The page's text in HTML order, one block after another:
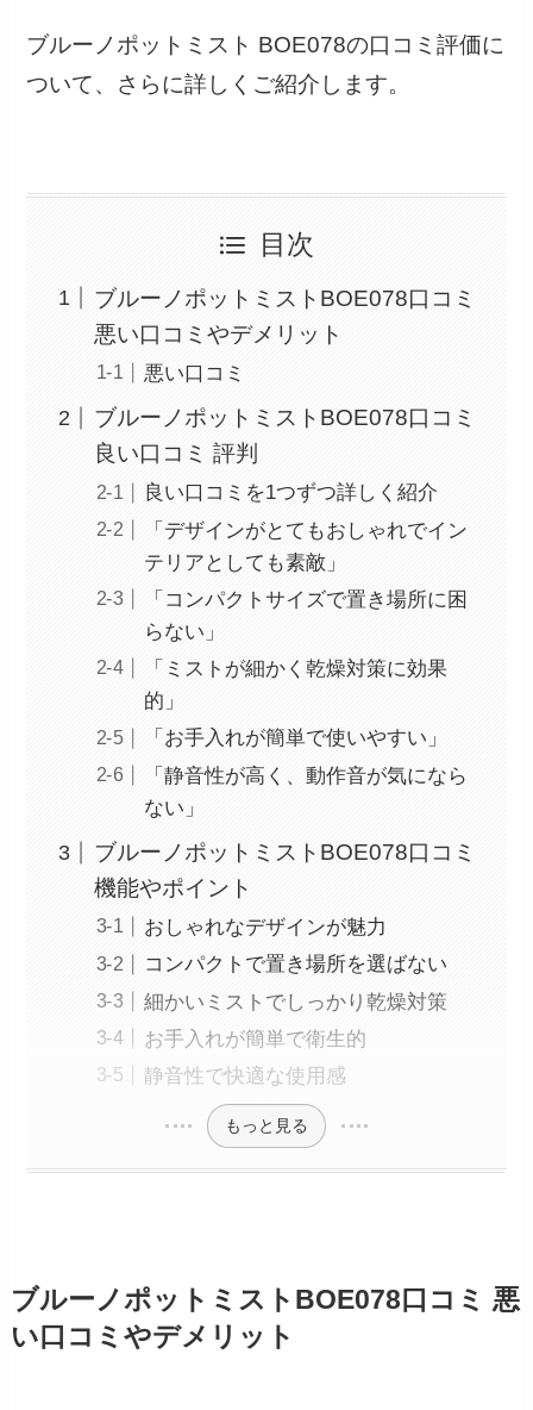
ブルーノポットミスト BOE078の口コミ評価に
ついて、さらに詳しくご紹介します。
目次
ブルーノポットミストBOE078口コミ
悪い口コミやデメリット
悪い口コミ
ブルーノポットミストBOE078口コミ
良い口コミ 評判
良い口コミを1つずつ詳しく紹介
「デザインがとてもおしゃれでイン
テリアとしても素敵」
「コンパクトサイズで置き場所に困
らない」
「ミストが細かく乾燥対策に効果
的」
「お手入れが簡単で使いやすい」
「静音性が高く、動作音が気になら
ない」
ブルーノポットミストBOE078口コミ
機能やポイント
おしゃれなデザインが魅力
コンパクトで置き場所を選ばない
細かいミストでしっかり乾燥対策
お手入れが簡単で衛生的
静音性で快適な使用感
もっと見る
ブルーノポットミストBOE078口コミ 悪
い口コミやデメリット